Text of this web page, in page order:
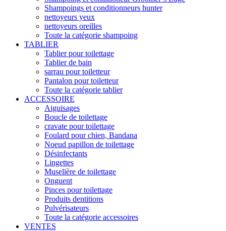
Shampoings et conditionneurs hunter
nettoyeurs yeux
nettoyeurs oreilles
Toute la catégorie shampoing
TABLIER
Tablier pour toilettage
Tablier de bain
sarrau pour toiletteur
Pantalon pour toiletteur
Toute la catégorie tablier
ACCESSOIRE
Aiguisages
Boucle de toilettage
cravate pour toilettage
Foulard pour chien, Bandana
Noeud papillon de toilettage
Désinfectants
Lingettes
Muselière de toilettage
Onguent
Pinces pour toilettage
Produits dentitions
Pulvérisateurs
Toute la catégorie accessoires
VENTES